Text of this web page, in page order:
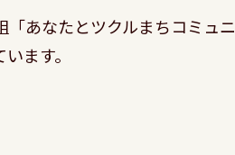
あなたとツクルまちコミュ
ます。